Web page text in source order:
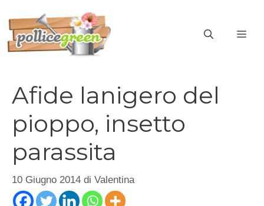
contenuto
Afide lanigero del
pioppo, insetto
parassita
10 Giugno 2014 di Valentina